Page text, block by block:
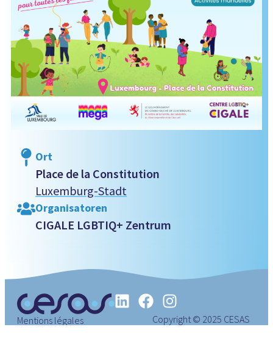
Ort
Place de la Constitution
Luxemburg-Stadt
Organisatoren
CIGALE LGBTIQ+ Zentrum
Copyright © 2025 CESAS
Luxemburg.
Mentions légales